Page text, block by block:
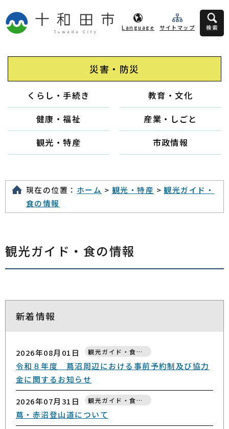
Language サイトマップ 検索
災害・防災
くらし・手続き
教育・文化
健康・福祉
産業・しごと
観光・特産
市政情報
現在の位置： ホーム > 観光・特産 > 観光ガイド・
食の情報
観光ガイド・食の情報
新着情報
2026年08月01日 観光ガイド・食の情報
令和８年度 蔦沼周辺における事前予約制及び協力
金に関するお知らせ
2026年07月31日 観光ガイド・食の情報
蔦・赤沼登山道について